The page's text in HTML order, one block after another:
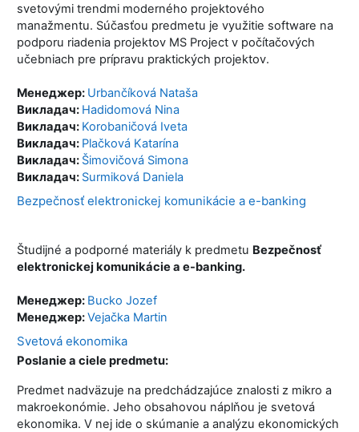
svetovými trendmi moderného projektového
manažmentu. Súčasťou predmetu je využitie software na
podporu riadenia projektov MS Project v počítačových
učebniach pre prípravu praktických projektov.
Менеджер: Urbančíková Nataša
Викладач: Hadidomová Nina
Викладач: Korobaničová Iveta
Викладач: Plačková Katarína
Викладач: Šimovičová Simona
Викладач: Surmiková Daniela
Bezpečnosť elektronickej komunikácie a e-banking
Študijné a podporné materiály k predmetu Bezpečnosť
elektronickej komunikácie a e-banking.
Менеджер: Bucko Jozef
Менеджер:Vejačka Martin
Svetová ekonomika
Poslanie a ciele predmetu:
Predmet nadväzuje na predchádzajúce znalosti z mikro a
makroekonómie. Jeho obsahovou náplňou je svetová
ekonomika. V nej ide o skúmanie a analýzu ekonomických